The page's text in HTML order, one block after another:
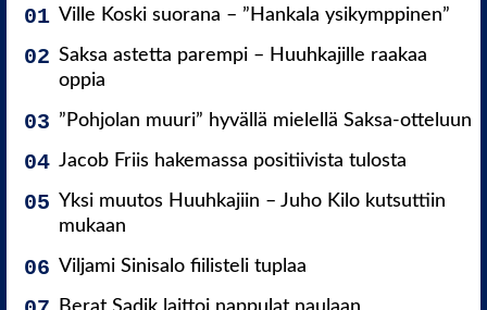
Ville Koski suorana – ”Hankala ysikymppinen”
Saksa astetta parempi – Huuhkajille raakaa
oppia
”Pohjolan muuri” hyvällä mielellä Saksa-otteluun
Jacob Friis hakemassa positiivista tulosta
Yksi muutos Huuhkajiin – Juho Kilo kutsuttiin
mukaan
Viljami Sinisalo fiilisteli tuplaa